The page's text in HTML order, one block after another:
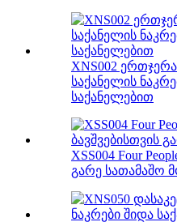
XNS002
საქანელის
საქანელებით
XSS004 Four
გარე სათამაშო